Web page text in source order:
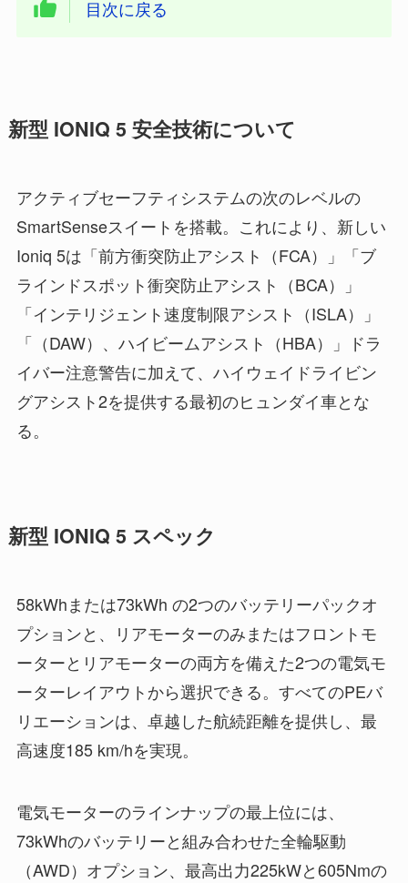
目次に戻る
新型 IONIQ 5 安全技術について
アクティブセーフティシステムの次のレベルの
SmartSenseスイートを搭載。これにより、新しい
Ioniq 5は「前方衝突防止アシスト（FCA）」「ブ
ラインドスポット衝突防止アシスト（BCA）」
「インテリジェント速度制限アシスト（ISLA）」
「（DAW）、ハイビームアシスト（HBA）」ドラ
イバー注意警告に加えて、ハイウェイドライビン
グアシスト2を提供する最初のヒュンダイ車とな
る。
新型 IONIQ 5 スペック
58kWhまたは73kWh の2つのバッテリーパックオ
プションと、リアモーターのみまたはフロントモ
ーターとリアモーターの両方を備えた2つの電気モ
ーターレイアウトから選択できる。すべてのPEバ
リエーションは、卓越した航続距離を提供し、最
高速度185 km/hを実現。
電気モーターのラインナップの最上位には、
73kWhのバッテリーと組み合わせた全輪駆動
（AWD）オプション、最高出力225kWと605Nmの